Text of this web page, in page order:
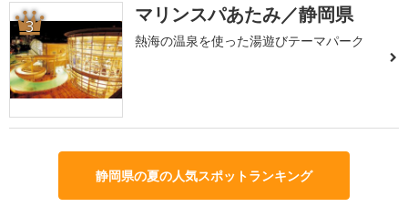
3 マリンスパあたみ／静岡県
熱海の温泉を使った湯遊びテーマパーク
静岡県の夏の人気スポットランキング